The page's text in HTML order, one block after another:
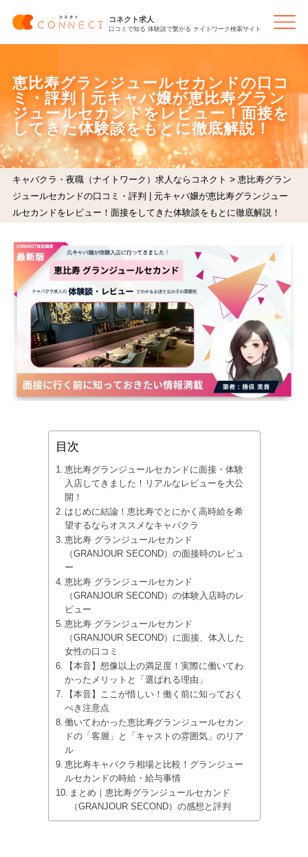
コネクト求人
口コミで知る 体験談で繋がる ナイトワーク検索サイト
恵比寿グランジュールセカンドの口コ
ミ・評判 | 元キャバ嬢が恵比寿グラン
ジュールセカンドをレビュー！面接を
してきた体験談をもとに徹底解説！
キャバクラ・夜職（ナイトワーク）求人ならコネクト > 恵比寿グラン
ジュールセカンドの口コミ・評判 | 元キャバ嬢が恵比寿グランジュー
ルセカンドをレビュー！面接をしてきた体験談をもとに徹底解説！
目次
恵比寿グランジュールセカンドに面接・体験
入店してきました！リアルなレビューを大公
開！
はじめに結論！恵比寿でとにかく高時給を希
望するならオススメなキャバクラ
恵比寿 グランジュールセカンド
（GRANJOUR SECOND）の面接時のレビュ
ー
恵比寿 グランジュールセカンド
（GRANJOUR SECOND）の体験入店時のレ
ビュー
恵比寿 グランジュールセカンド
（GRANJOUR SECOND）に面接、体入した
女性の口コミ
【本音】想像以上の満足度！実際に働いてわ
かったメリットと「選ばれる理由」
【本音】ここが惜しい！働く前に知っておく
べき注意点
働いてわかった恵比寿グランジュールセカン
ドの「客層」と「キャストの雰囲気」のリア
ル
恵比寿キャバクラ相場と比較！グランジュー
ルセカンドの時給・給与事情
まとめ｜恵比寿グランジュールセカンド
（GRANJOUR SECOND）の感想と評判